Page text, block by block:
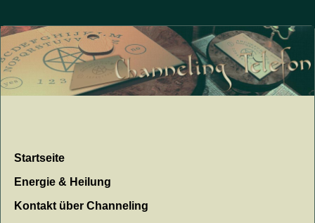
Startseite
Energie & Heilung
Kontakt über Channeling